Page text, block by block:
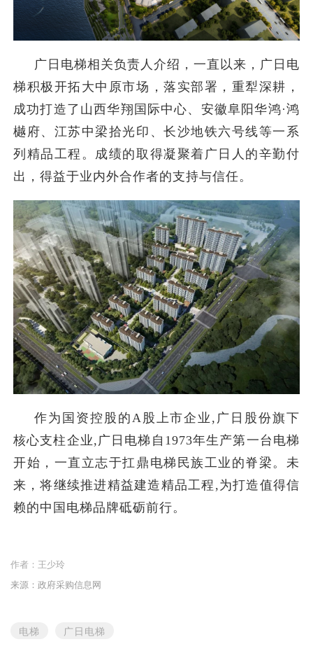
广日电梯相关负责人介绍，一直以来，广日电
梯积极开拓大中原市场，落实部署，重犁深耕，
成功打造了山西华翔国际中心、安徽阜阳华鸿·鸿
樾府、江苏中梁拾光印、长沙地铁六号线等一系
列精品工程。成绩的取得凝聚着广日人的辛勤付
出，得益于业内外合作者的支持与信任。
作为国资控股的A股上市企业,广日股份旗下
核心支柱企业,广日电梯自1973年生产第一台电梯
开始，一直立志于扛鼎电梯民族工业的脊梁。未
来，将继续推进精益建造精品工程,为打造值得信
赖的中国电梯品牌砥砺前行。
作者： 王少玲
来源：政府采购信息网
电梯 广日电梯